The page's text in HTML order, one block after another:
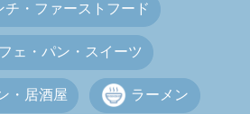
チ・ファーストフード
ェ・パン・スイーツ
・居酒屋 ラーメン